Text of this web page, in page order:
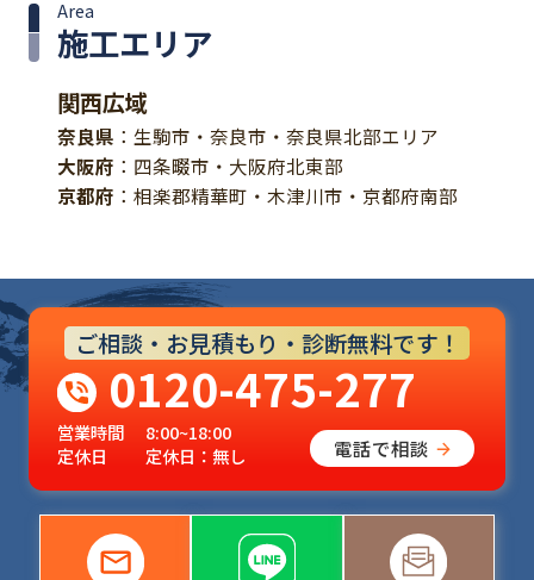
施工エリア
Area
関西広域
奈良県 ：生駒市・奈良市・奈良県北部エリア
大阪府 ：四条畷市・大阪府北東部
京都府 ：相楽郡精華町・木津川市・京都府南部
ご相談・お見積もり・診断無料です！
0120-475-277
営業時間
8:00~18:00
定休日
定休日：無し 電話で相談